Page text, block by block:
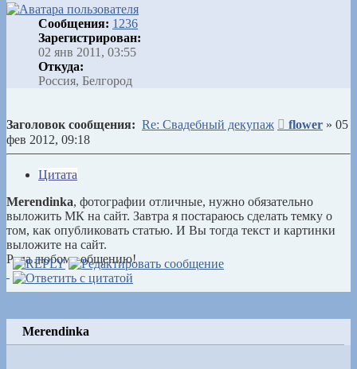
Сообщения: 1236
Зарегистрирован:
02 янв 2011, 03:55
Откуда:
Россия, Белгород
Заголовок сообщения: Re: Свадебный декупаж Сообщение
flower » 05
фев 2012, 09:18
Цитата
Merendinka, фотографии отличные, нужно обязательно
выложить МК на сайт. Завтра я постараюсь сделать темку о
том, как опубликовать статью. И Вы тогда текст и картинки
выложите на сайт.
Рада любому общению!
Merendinka